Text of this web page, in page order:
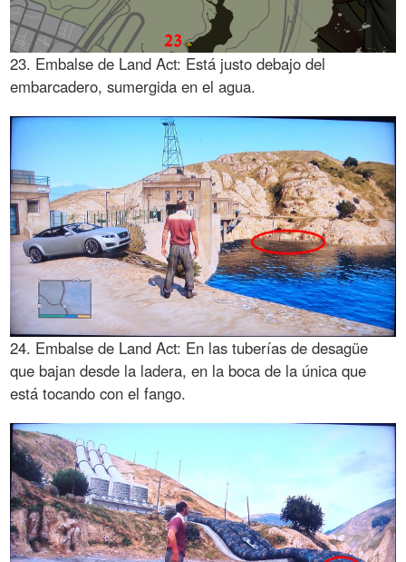
23. Embalse de Land Act: Está justo debajo del
embarcadero, sumergida en el agua.
24. Embalse de Land Act: En las tuberías de desagüe
que bajan desde la ladera, en la boca de la única que
está tocando con el fango.